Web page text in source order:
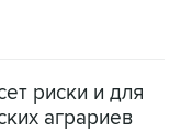
риски и для
аграриев